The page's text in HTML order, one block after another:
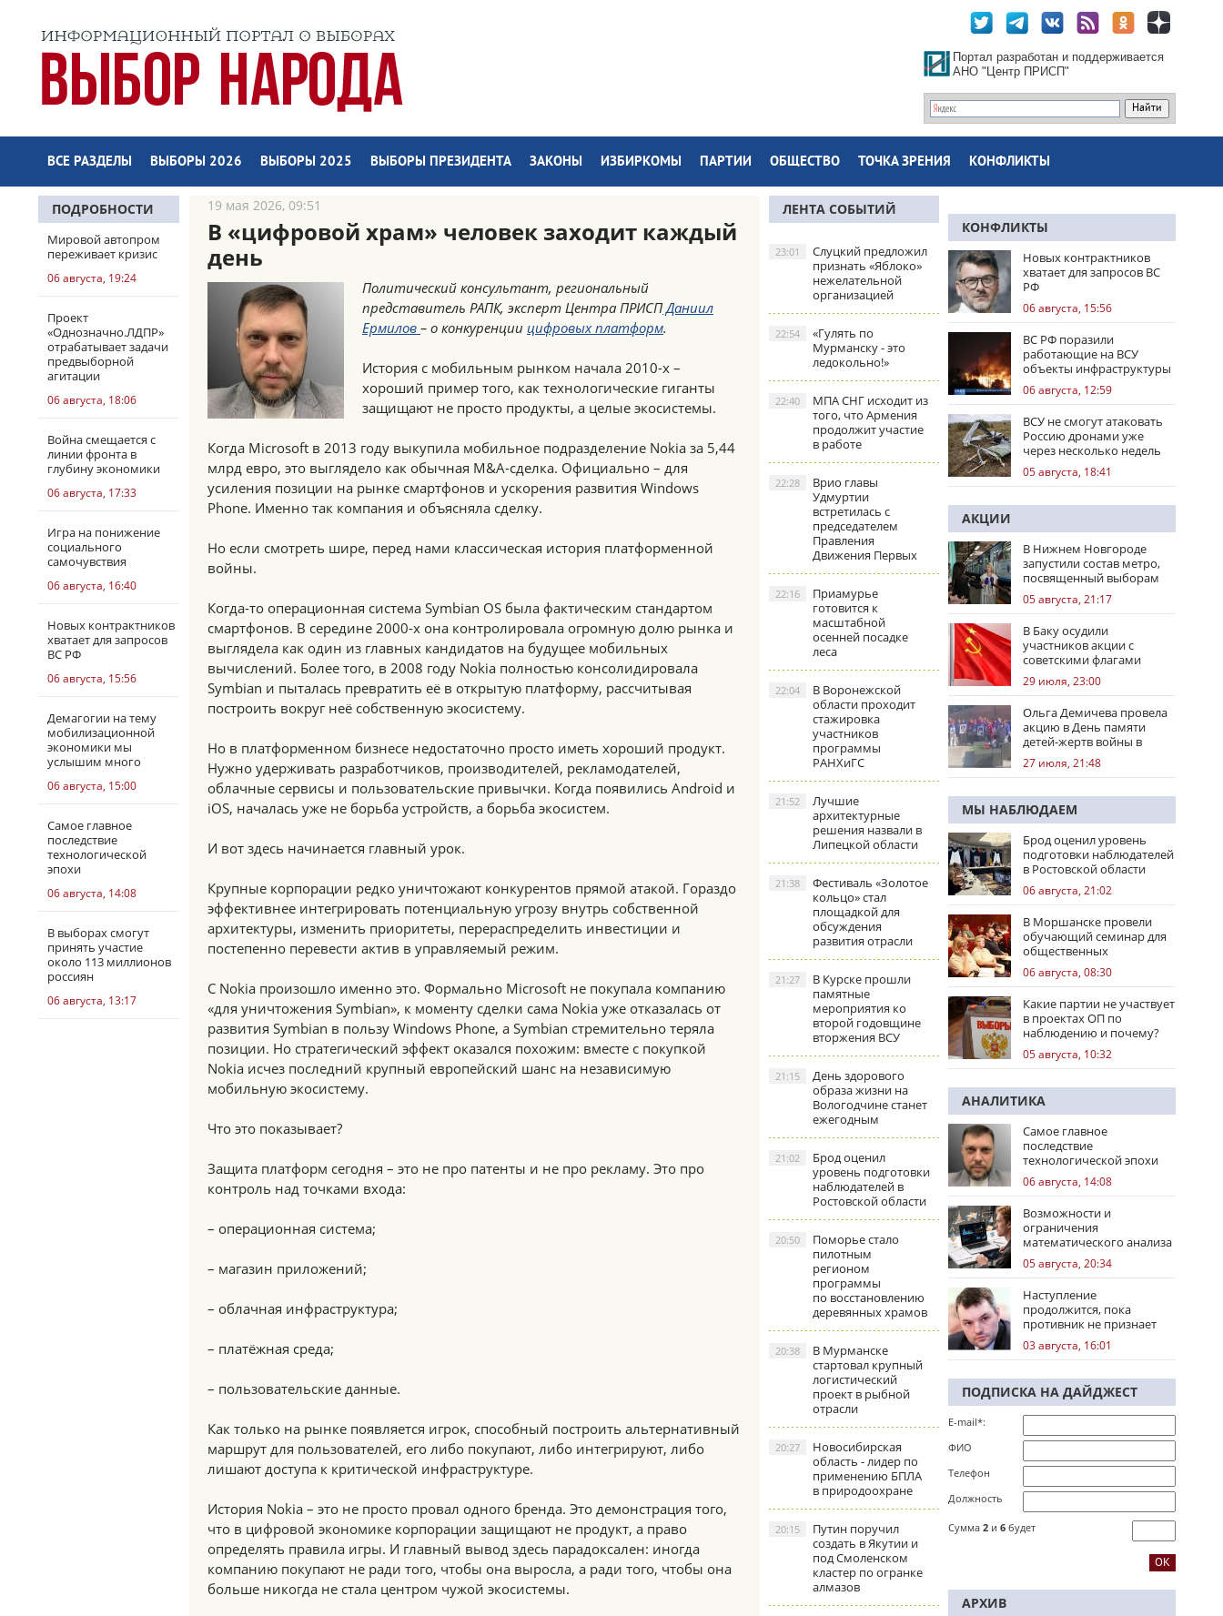
Портал разработан и поддерживается
АНО "Центр ПРИСП"
ВСЕ РАЗДЕЛЫ ВЫБОРЫ 2026 ВЫБОРЫ 2025 ВЫБОРЫ ПРЕЗИДЕНТА ЗАКОНЫ ИЗБИРКОМЫ ПАРТИИ ОБЩЕСТВО ТОЧКА ЗРЕНИЯ КОНФЛИКТЫ
ПОДРОБНОСТИ
Мировой автопром
переживает кризис
06 августа, 19:24
Проект
«Однозначно.ЛДПР»
отрабатывает задачи
предвыборной
агитации
06 августа, 18:06
Война смещается с
линии фронта в
глубину экономики
06 августа, 17:33
Игра на понижение
социального
самочувствия
06 августа, 16:40
Новых контрактников
хватает для запросов
ВС РФ
06 августа, 15:56
Демагогии на тему
мобилизационной
экономики мы
услышим много
06 августа, 15:00
Самое главное
последствие
технологической
эпохи
06 августа, 14:08
В выборах смогут
принять участие
около 113 миллионов
россиян
06 августа, 13:17
19 мая 2026, 09:51
В «цифровой храм» человек заходит каждый
день
Политический консультант, региональный
представитель РАПК, эксперт Центра ПРИСПДаниил
Ермилов – о конкуренции цифровых платформ.
История с мобильным рынком начала 2010-х –
хороший пример того, как технологические гиганты
защищают не просто продукты, а целые экосистемы.
Когда Microsoft в 2013 году выкупила мобильное подразделение Nokia за 5,44
млрд евро, это выглядело как обычная M&A-сделка. Официально – для
усиления позиции на рынке смартфонов и ускорения развития Windows
Phone. Именно так компания и объясняла сделку.
Но если смотреть шире, перед нами классическая история платформенной
войны.
Когда-то операционная система Symbian OS была фактическим стандартом
смартфонов. В середине 2000-х она контролировала огромную долю рынка и
выглядела как один из главных кандидатов на будущее мобильных
вычислений. Более того, в 2008 году Nokia полностью консолидировала
Symbian и пыталась превратить её в открытую платформу, рассчитывая
построить вокруг неё собственную экосистему.
Но в платформенном бизнесе недостаточно просто иметь хороший продукт.
Нужно удерживать разработчиков, производителей, рекламодателей,
облачные сервисы и пользовательские привычки. Когда появились Android и
iOS, началась уже не борьба устройств, а борьба экосистем.
И вот здесь начинается главный урок.
Крупные корпорации редко уничтожают конкурентов прямой атакой. Гораздо
эффективнее интегрировать потенциальную угрозу внутрь собственной
архитектуры, изменить приоритеты, перераспределить инвестиции и
постепенно перевести актив в управляемый режим.
С Nokia произошло именно это. Формально Microsoft не покупала компанию
«для уничтожения Symbian», к моменту сделки сама Nokia уже отказалась от
развития Symbian в пользу Windows Phone, а Symbian стремительно теряла
позиции. Но стратегический эффект оказался похожим: вместе с покупкой
Nokia исчез последний крупный европейский шанс на независимую
мобильную экосистему.
Что это показывает?
Защита платформ сегодня – это не про патенты и не про рекламу. Это про
контроль над точками входа:
– операционная система;
– магазин приложений;
– облачная инфраструктура;
– платёжная среда;
– пользовательские данные.
Как только на рынке появляется игрок, способный построить альтернативный
маршрут для пользователей, его либо покупают, либо интегрируют, либо
лишают доступа к критической инфраструктуре.
История Nokia – это не просто провал одного бренда. Это демонстрация того,
что в цифровой экономике корпорации защищают не продукт, а право
определять правила игры. И главный вывод здесь парадоксален: иногда
компанию покупают не ради того, чтобы она выросла, а ради того, чтобы она
больше никогда не стала центром чужой экосистемы.
ЛЕНТА СОБЫТИЙ
Слуцкий предложил
признать «Яблоко»
нежелательной
организацией
23:01
«Гулять по
Мурманску - это
ледокольно!»
22:54
МПА СНГ исходит из
того, что Армения
продолжит участие
в работе
22:40
Врио главы
Удмуртии
встретилась с
председателем
Правления
Движения Первых
22:28
Приамурье
готовится к
масштабной
осенней посадке
леса
22:16
В Воронежской
области проходит
стажировка
участников
программы
РАНХиГС
22:04
Лучшие
архитектурные
решения назвали в
Липецкой области
21:52
Фестиваль «Золотое
кольцо» стал
площадкой для
обсуждения
развития отрасли
21:38
В Курске прошли
памятные
мероприятия ко
второй годовщине
вторжения ВСУ
21:27
День здорового
образа жизни на
Вологодчине станет
ежегодным
21:15
Брод оценил
уровень подготовки
наблюдателей в
Ростовской области
21:02
Поморье стало
пилотным
регионом
программы
по восстановлению
деревянных храмов
20:50
В Мурманске
стартовал крупный
логистический
проект в рыбной
отрасли
20:38
Новосибирская
область - лидер по
применению БПЛА
в природоохране
20:27
Путин поручил
создать в Якутии и
под Смоленском
кластер по огранке
алмазов
20:15
КОНФЛИКТЫ
Новых контрактников
хватает для запросов ВС
РФ
06 августа, 15:56
ВС РФ поразили
работающие на ВСУ
объекты инфраструктуры
и центры логистики
06 августа, 12:59
ВСУ не смогут атаковать
Россию дронами уже
через несколько недель
05 августа, 18:41
АКЦИИ
В Нижнем Новгороде
запустили состав метро,
посвященный выборам
05 августа, 21:17
В Баку осудили
участников акции с
советскими флагами
29 июля, 23:00
Ольга Демичева провела
акцию в День памяти
детей-жертв войны в
Донбассе
27 июля, 21:48
МЫ НАБЛЮДАЕМ
Брод оценил уровень
подготовки наблюдателей
в Ростовской области
06 августа, 21:02
В Моршанске провели
обучающий семинар для
общественных
наблюдателей
06 августа, 08:30
Какие партии не участвует
в проектах ОП по
наблюдению и почему?
05 августа, 10:32
АНАЛИТИКА
Самое главное
последствие
технологической эпохи
06 августа, 14:08
Возможности и
ограничения
математического анализа
избирательных кампаний
05 августа, 20:34
Наступление
продолжится, пока
противник не признает
стратегическое
поражение
03 августа, 16:01
ПОДПИСКА НА ДАЙДЖЕСТ
E-mail*:
ФИО
Телефон
Должность
Сумма 2 и 6 будет
АРХИВ